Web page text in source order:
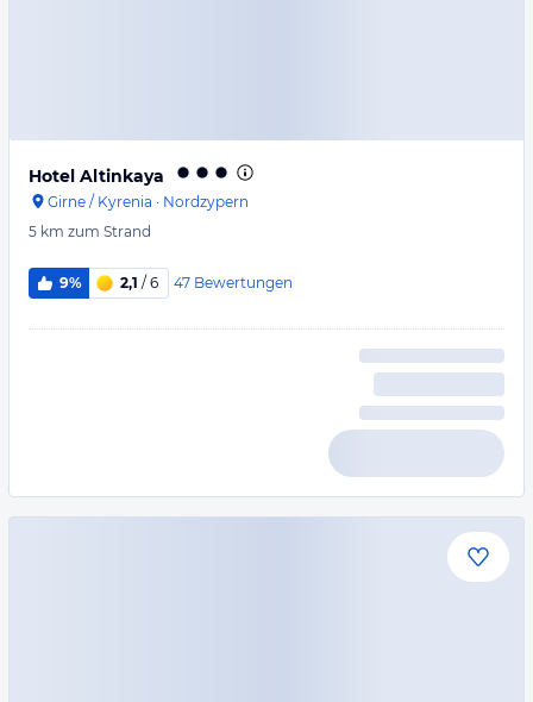
Hotel Altinkaya
Girne / Kyrenia · Nordzypern
5 km zum Strand
9% 2,1 / 6 47 Bewertungen